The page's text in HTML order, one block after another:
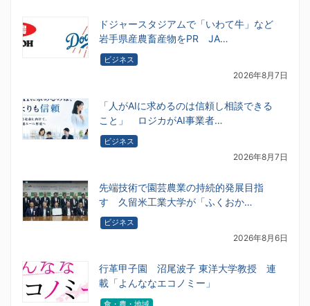
ドジャースタジアムで「いわて牛」など
岩手県産農畜産物をPR JA…
ビジネス
2026年8月7日
「人がAIに求めるのは信頼し相談できる
こと」 ロジカがAI事業者…
ビジネス
2026年8月7日
先端技術で園芸農業の持続的発展目指
す 久留米工業大学が「ふくおか…
ビジネス
2026年8月6日
行革甲子園 沼尾波子 東洋大学教授 連
載「よんななエコノミー」
食・農・地域